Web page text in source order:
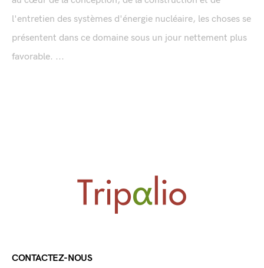
l'entretien des systèmes d'énergie nucléaire, les choses se
présentent dans ce domaine sous un jour nettement plus
favorable. ...
CONTACTEZ-NOUS